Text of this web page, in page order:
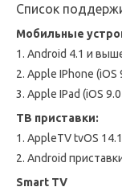
Список
Мобильные
1. Android 4.1 и
2. Apple IPhone
3. Apple IPad (iOS
ТВ приставки:
1. AppleTV tvOS
2. Android
Smart TV